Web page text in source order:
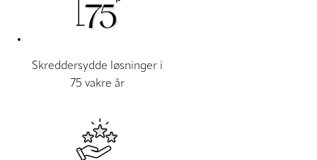
Skreddersydde løsninger i
75 vakre år